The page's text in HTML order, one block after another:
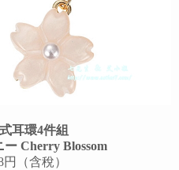
耳環4件組
ー Cherry Blossom
（含稅）